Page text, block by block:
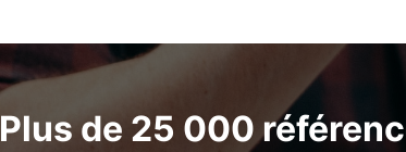
Plus de 25 000